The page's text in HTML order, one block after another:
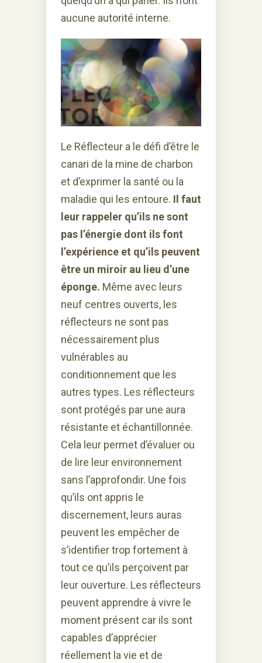
aucune autorité interne.
Le Réflecteur a le défi d’être le
canari de la mine de charbon
et d’exprimer la santé ou la
maladie qui les entoure. Il faut
leur rappeler qu’ils ne sont
pas l’énergie dont ils font
l’expérience et qu’ils peuvent
être un miroir au lieu d’une
éponge. Même avec leurs
neuf centres ouverts, les
réflecteurs ne sont pas
nécessairement plus
vulnérables au
conditionnement que les
autres types. Les réflecteurs
sont protégés par une aura
résistante et échantillonnée.
Cela leur permet d’évaluer ou
de lire leur environnement
sans l’approfondir. Une fois
qu’ils ont appris le
discernement, leurs auras
peuvent les empêcher de
s’identifier trop fortement à
tout ce qu’ils perçoivent par
leur ouverture. Les réflecteurs
peuvent apprendre à vivre le
moment présent car ils sont
capables d’apprécier
réellement la vie et de